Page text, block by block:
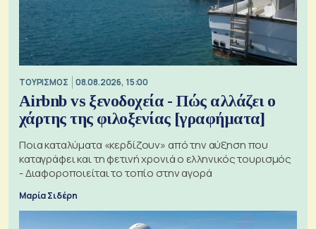
ΤΟΥΡΙΣΜΟΣ 08.08.2026, 15:00
Airbnb vs ξενοδοχεία - Πώς αλλάζει ο
χάρτης της φιλοξενίας [γραφήματα]
Ποια καταλύματα «κερδίζουν» από την αύξηση που
καταγράφει και τη φετινή χρονιά ο ελληνικός τουρισμός
- Διαφοροποιείται το τοπίο στην αγορά
Μαρία Σιδέρη